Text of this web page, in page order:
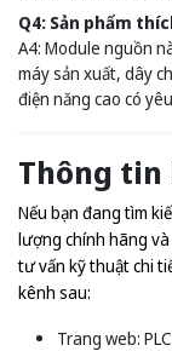
Q4: Sản phẩm
A4: Module nguồn
máy sản xuất, dây
điện năng cao có
Thông tin
Nếu bạn đang tìm
lượng chính hãng
tư vấn kỹ thuật chi
kênh sau:
Trang web: